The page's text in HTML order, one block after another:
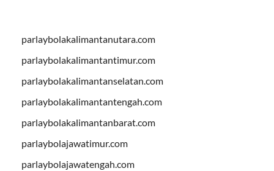
parlaybolakalimantanutara.com
parlaybolakalimantantimur.com
parlaybolakalimantanselatan.com
parlaybolakalimantantengah.com
parlaybolakalimantanbarat.com
parlaybolajawatimur.com
parlaybolajawatengah.com